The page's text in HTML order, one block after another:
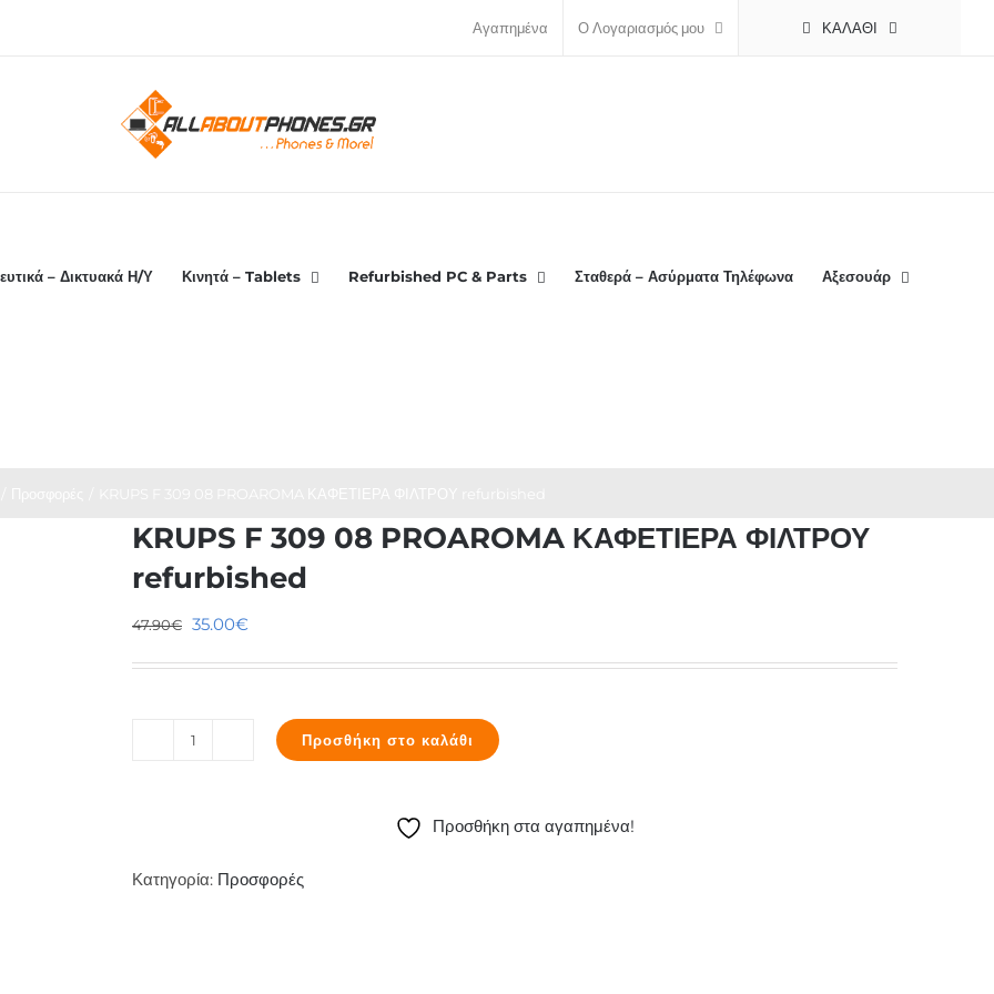
Αγαπημένα Ο Λογαριασμός μου ΚΑΛΆΘΙ
– Δικτυακά Η/Υ Κινητά – Tablets Refurbished PC & Parts Σταθερά – Ασύρματα Τηλέφωνα Αξεσουάρ
KRUPS F 309 08 PROAROMA ΚΑΦΕΤΙΕΡΑ ΦΙΛΤΡΟΥ
refurbished
47.90€ Original
35.00€Η
35.00€.
PROAROMA
Προσθήκη στο καλάθι
Προσθήκη στα αγαπημένα!
Κατηγορία: Προσφορές